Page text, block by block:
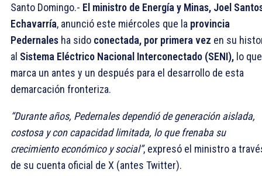
Santo Domingo.- El ministro de Energía y Minas, Joel
Echavarría, anunció este miércoles que la provincia
Pedernales ha sido conectada, por primera vez en su
al Sistema Eléctrico Nacional Interconectado (SENI), lo que
marca un antes y un después para el desarrollo de esta
demarcación fronteriza.
“Durante años, Pedernales dependió de generación aislada,
costosa y con capacidad limitada, lo que frenaba su
crecimiento económico y social”, expresó el ministro a
de su cuenta oficial de X (antes Twitter).